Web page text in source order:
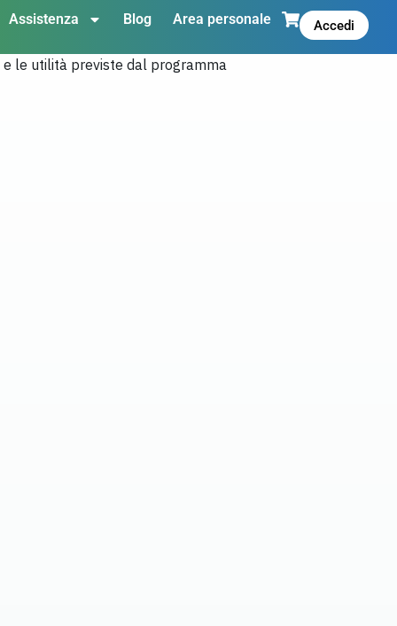
Assistenza Blog Area personale Accedi
e le utilità previste dal programma